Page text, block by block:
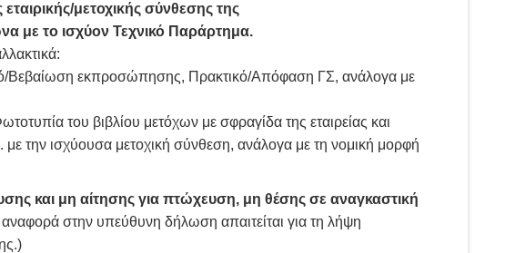
μετοχικής σύνθεσης της
με το ισχύον Τεχνικό Παράρτημα.
Βεβαίωση εκπροσώπησης, Πρακτικό/Απόφαση ΓΣ, ανάλογα με
του βιβλίου μετόχων με σφραγίδα της εταιρείας και
την ισχύουσα μετοχική σύνθεση, ανάλογα με τη νομική μορφή
και μη αίτησης για πτώχευση, μη θέσης σε αναγκαστική
στην υπεύθυνη δήλωση απαιτείται για τη λήψη